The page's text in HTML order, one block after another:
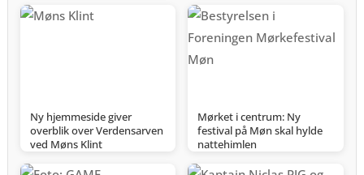
Ny hjemmeside giver
overblik over Verdensarven
ved Møns Klint
Mørket i centrum: Ny
festival på Møn skal hylde
nattehimlen